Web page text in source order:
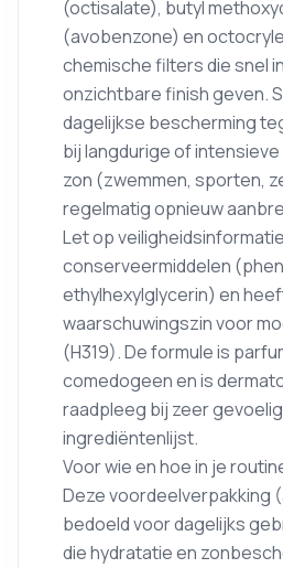
(octisalate), butyl
(avobenzone) en
chemische filters die snel
onzichtbare finish geven.
dagelijkse bescherming
bij langdurige of
zon (zwemmen, sporten,
regelmatig opnieuw
Let op
conserveermiddelen
ethylhexylglycerin) en
waarschuwingszin voor
(H319). De formule is
comedogeen en is
raadpleeg bij zeer
ingrediëntenlijst.
Voor wie en hoe in je
Deze voordeelverpakking
bedoeld voor dagelijks
die hydratatie en